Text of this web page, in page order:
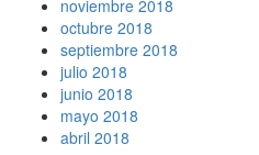
noviembre 2018
octubre 2018
septiembre 2018
julio 2018
junio 2018
mayo 2018
abril 2018